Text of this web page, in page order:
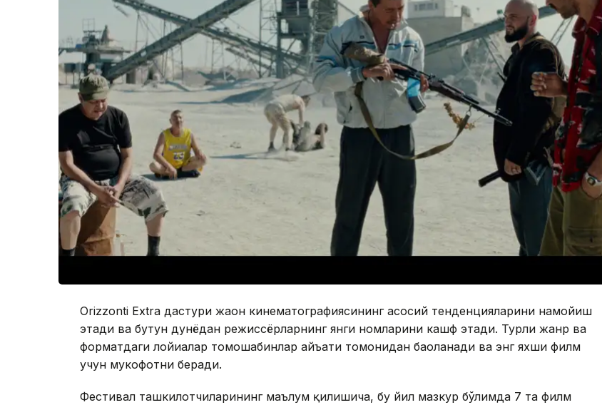
Orizzonti Extra дастури жаҳон кинематографиясининг асосий тенденцияларини намойиш
этади ва бутун дунёдан режиссёрларнинг янги номларини кашф этади. Турли жанр ва
форматдаги лойиҳалар томошабинлар ҳайъати томонидан баҳоланади ва энг яхши филм
учун мукофотни беради.
Фестивал ташкилотчиларининг маълум қилишича, бу йил мазкур бўлимда 7 та филм